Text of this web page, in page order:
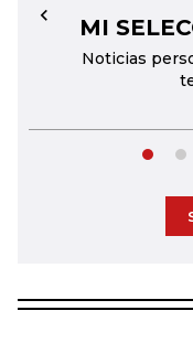
MI
Noticias
←